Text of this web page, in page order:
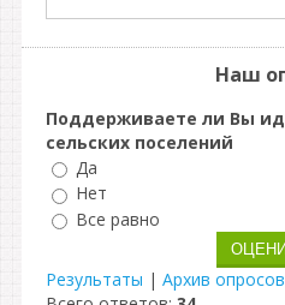
Наш
Поддерживаете ли Вы
сельских поселений
Да
Нет
Все равно
Результаты | Архив опросов